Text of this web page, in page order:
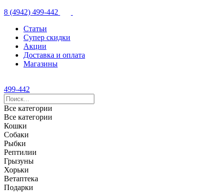
8 (4942) 499-442
Статьи
Супер скидки
Акции
Доставка и оплата
Магазины
499-442
Все категории
Все категории
Кошки
Собаки
Рыбки
Рептилии
Грызуны
Хорьки
Ветаптека
Подарки